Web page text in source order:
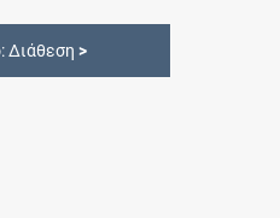
: Διάθεση >